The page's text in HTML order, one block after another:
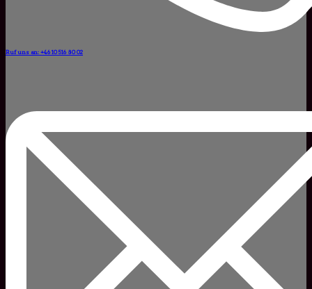
Ruf uns an: +46 10 516 80 02